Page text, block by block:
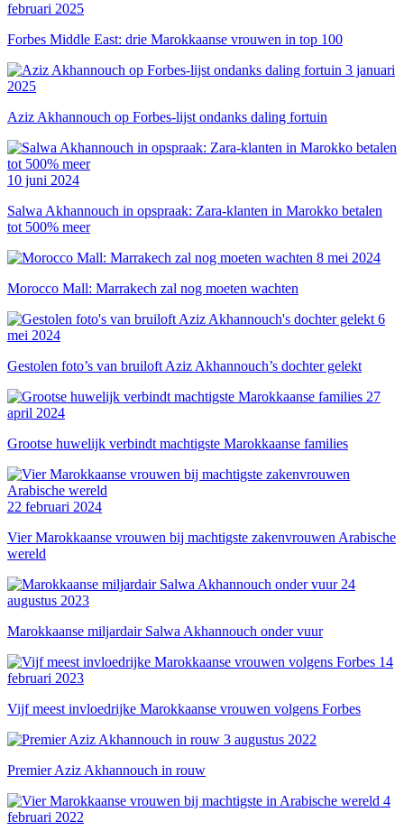
februari 2025
Forbes Middle East: drie Marokkaanse vrouwen in top 100
3 januari
2025
Aziz Akhannouch op Forbes-lijst ondanks daling fortuin
10 juni 2024
Salwa Akhannouch in opspraak: Zara-klanten in Marokko betalen
tot 500% meer
8 mei 2024
Morocco Mall: Marrakech zal nog moeten wachten
6
mei 2024
Gestolen foto’s van bruiloft Aziz Akhannouch’s dochter gelekt
27
april 2024
Grootse huwelijk verbindt machtigste Marokkaanse families
22 februari 2024
Vier Marokkaanse vrouwen bij machtigste zakenvrouwen Arabische
wereld
24
augustus 2023
Marokkaanse miljardair Salwa Akhannouch onder vuur
14
februari 2023
Vijf meest invloedrijke Marokkaanse vrouwen volgens Forbes
3 augustus 2022
Premier Aziz Akhannouch in rouw
4
februari 2022